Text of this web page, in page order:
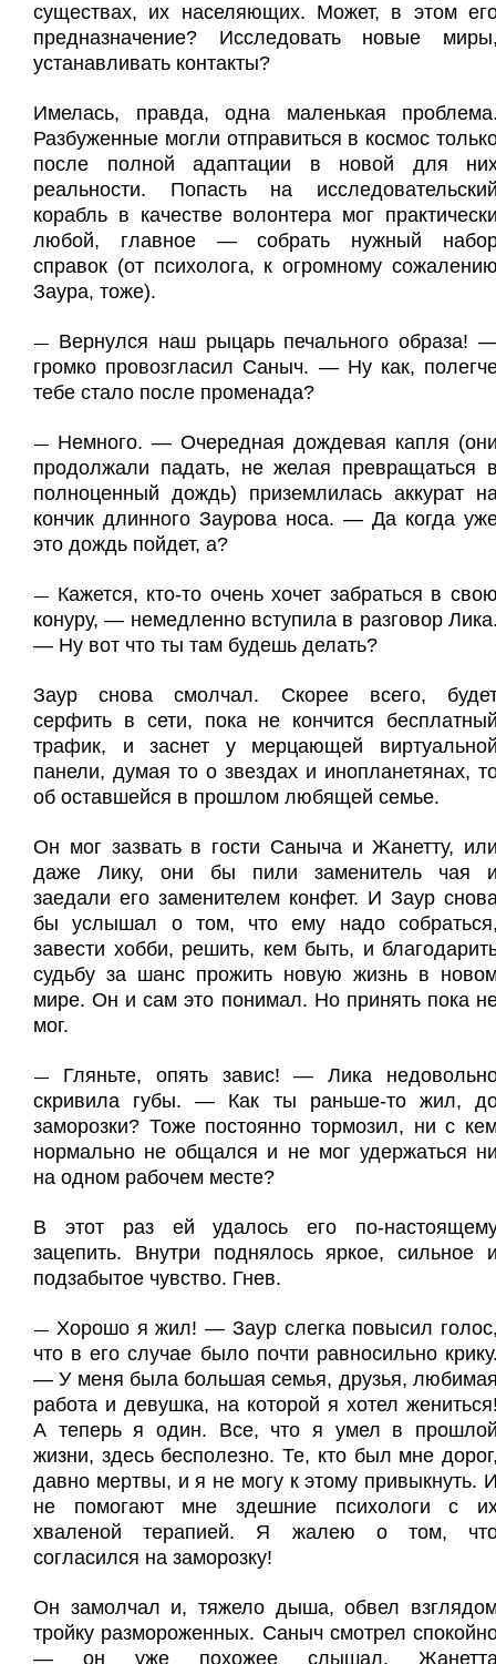
существах, их населяющих. Может, в этом
предназначение? Исследовать новые
устанавливать контакты?
Имелась, правда, одна маленькая
Разбуженные могли отправиться в космос
после полной адаптации в новой для
реальности. Попасть на
корабль в качестве волонтера мог
любой, главное — собрать нужный
справок (от психолога, к огромному
Заура, тоже).
— Вернулся наш рыцарь печального образа!
громко провозгласил Саныч. — Ну как,
тебе стало после променада?
— Немного. — Очередная дождевая капля
продолжали падать, не желая превращаться
полноценный дождь) приземлилась аккурат
кончик длинного Заурова носа. — Да когда
это дождь пойдет, а?
— Кажется, кто-то очень хочет забраться в
конуру, — немедленно вступила в разговор
— Ну вот что ты там будешь делать?
Заур снова смолчал. Скорее всего,
серфить в сети, пока не кончится
трафик, и заснет у мерцающей
панели, думая то о звездах и инопланетянах,
об оставшейся в прошлом любящей семье.
Он мог зазвать в гости Саныча и Жанетту,
даже Лику, они бы пили заменитель чая
заедали его заменителем конфет. И Заур
бы услышал о том, что ему надо
завести хобби, решить, кем быть, и
судьбу за шанс прожить новую жизнь в
мире. Он и сам это понимал. Но принять пока
мог.
— Гляньте, опять завис! — Лика
скривила губы. — Как ты раньше-то жил,
заморозки? Тоже постоянно тормозил, ни с
нормально не общался и не мог удержаться
на одном рабочем месте?
В этот раз ей удалось его по-
зацепить. Внутри поднялось яркое, сильное
подзабытое чувство. Гнев.
— Хорошо я жил! — Заур слегка повысил
что в его случае было почти равносильно
— У меня была большая семья, друзья,
работа и девушка, на которой я хотел
А теперь я один. Все, что я умел в
жизни, здесь бесполезно. Те, кто был мне
давно мертвы, и я не могу к этому привыкнуть.
не помогают мне здешние психологи с
хваленой терапией. Я жалею о том,
согласился на заморозку!
Он замолчал и, тяжело дыша, обвел
тройку размороженных. Саныч смотрел
— он уже похожее слышал.